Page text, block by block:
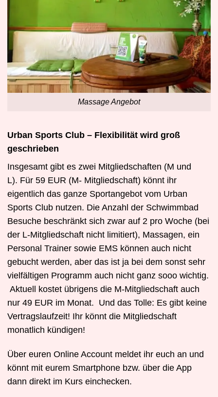
Massage Angebot
Urban Sports Club – Flexibilität wird groß
geschrieben
Insgesamt gibt es zwei Mitgliedschaften (M und
L). Für 59 EUR (M- Mitgliedschaft) könnt ihr
eigentlich das ganze Sportangebot vom Urban
Sports Club nutzen. Die Anzahl der Schwimmbad
Besuche beschränkt sich zwar auf 2 pro Woche (bei
der L-Mitgliedschaft nicht limitiert), Massagen, ein
Personal Trainer sowie EMS können auch nicht
gebucht werden, aber das ist ja bei dem sonst sehr
vielfältigen Programm auch nicht ganz sooo wichtig.
Aktuell kostet übrigens die M-Mitgliedschaft auch
nur 49 EUR im Monat. Und das Tolle: Es gibt keine
Vertragslaufzeit! Ihr könnt die Mitgliedschaft
monatlich kündigen!
Über euren Online Account meldet ihr euch an und
könnt mit eurem Smartphone bzw. über die App
dann direkt im Kurs einchecken.